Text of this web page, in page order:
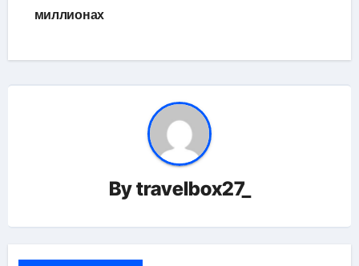
миллионах
Bytravelbox27_